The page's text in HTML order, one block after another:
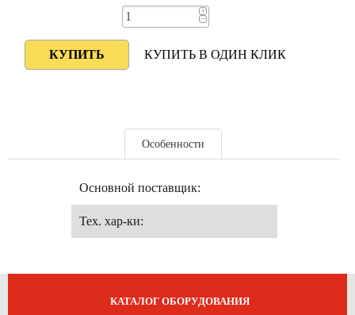
+
−
КУПИТЬ В ОДИН КЛИК
Особенности
Основной поставщик:
Тех. хар-ки:
КАТАЛОГ ОБОРУДОВАНИЯ